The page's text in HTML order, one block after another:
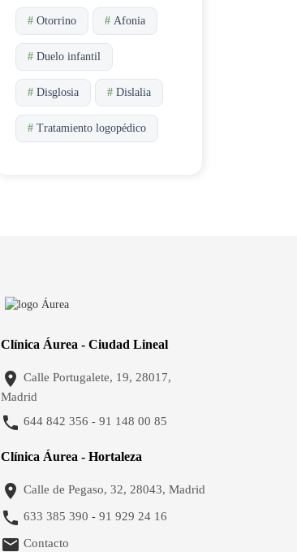
# Otorrino # Afonia
# Duelo infantil
# Disglosia # Dislalia
# Tratamiento logopédico
Clínica Áurea - Ciudad Lineal
 Calle Portugalete, 19, 28017,
Madrid
 644 842 356 - 91 148 00 85
Clínica Áurea - Hortaleza
 Calle de Pegaso, 32, 28043, Madrid
 633 385 390 - 91 929 24 16
 Contacto